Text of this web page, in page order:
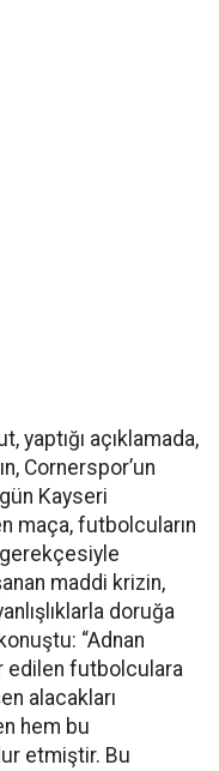
yaptığı açıklamada,
Cornerspor’un
Kayseri
maça, futbolcuların
maddi krizin,
doruğa
“Adnan
edilen futbolculara
alacakları
hem bu
etmiştir. Bu